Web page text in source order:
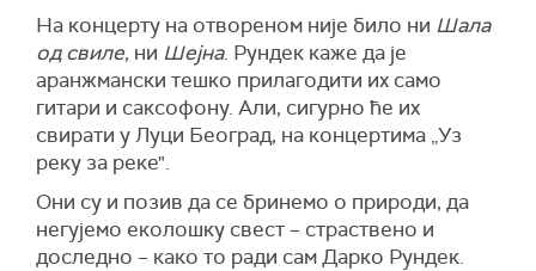
На концерту на отвореном није било ни Шала
од свиле, ни Шејна. Рундек каже да је
аранжмански тешко прилагодити их само
гитари и саксофону. Али, сигурно ће их
свирати у Луци Београд, на концертима „Уз
реку за реке".
Они су и позив да се бринемо о природи, да
негујемо еколошку свест – страствено и
доследно – како то ради сам Дарко Рундек.